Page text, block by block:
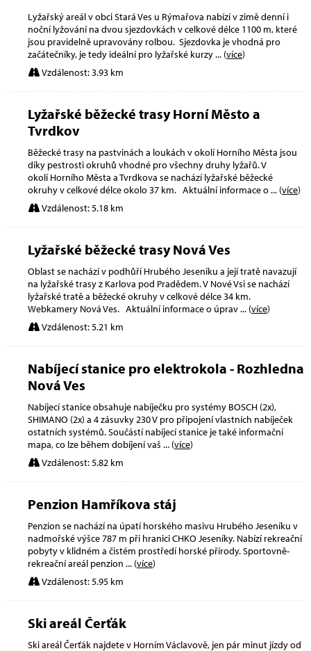
Lyžařský areál v obci Stará Ves u Rýmařova nabízí v zimě denní i
noční lyžování na dvou sjezdovkách v celkové délce 1100 m, které
jsou pravidelně upravovány rolbou. Sjezdovka je vhodná pro
začátečníky, je tedy ideální pro lyžařské kurzy... (více)
Vzdálenost: 3.93 km
Lyžařské běžecké trasy Horní Město a
Tvrdkov
Běžecké trasy na pastvinách a loukách v okolí Horního Města jsou
díky pestrosti okruhů vhodné pro všechny druhy lyžařů. V
okolí Horního Města a Tvrdkova se nachází lyžařské běžecké
okruhy v celkové délce okolo 37 km. Aktuální informace o... (více)
Vzdálenost: 5.18 km
Lyžařské běžecké trasy Nová Ves
Oblast se nachází v podhůří Hrubého Jeseníku a její tratě navazují
na lyžařské trasy z Karlova pod Pradědem. V Nové Vsi se nachází
lyžařské tratě a běžecké okruhy v celkové délce 34 km.
Webkamery Nová Ves. Aktuální informace o úprav... (více)
Vzdálenost: 5.21 km
Nabíjecí stanice pro elektrokola - Rozhledna
Nová Ves
Nabíjecí stanice obsahuje nabíječku pro systémy BOSCH (2x),
SHIMANO (2x) a 4 zásuvky 230 V pro připojení vlastních nabíječek
ostatních systémů. Součástí nabíjecí stanice je také informační
mapa, co lze během dobíjení vaš ... (více)
Vzdálenost: 5.82 km
Penzion Hamříkova stáj
Penzion se nachází na úpatí horského masivu Hrubého Jeseníku v
nadmořské výšce 787 m při hranici CHKO Jeseníky. Nabízí rekreační
pobyty v klidném a čistém prostředí horské přírody. Sportovně-
rekreační areál penzion ... (více)
Vzdálenost: 5.95 km
Ski areál Čerťák
Ski areál Čerťák najdete v Horním Václavově, jen pár minut jízdy od